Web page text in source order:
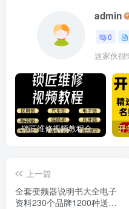
admin
0
这家伙很
锁匠维修视频教程全套从入门到精通技巧培训学习在线自学课程
上一篇
全套变频器说明书大全电子
资料230个品牌1200种送各